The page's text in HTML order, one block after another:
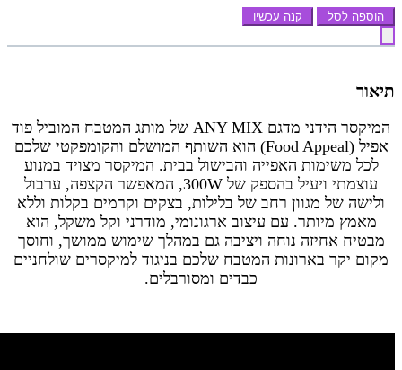
הוספה לסל קנה עכשיו
תיאור
המיקסר הידני מדגם ANY MIX של מותג המטבח המוביל פוד
אפיל (Food Appeal) הוא השותף המושלם והקומפקטי שלכם
לכל משימות האפייה והבישול בבית. המיקסר מצויד במנוע
עוצמתי ויעיל בהספק של 300W, המאפשר הקצפה, ערבול
ולישה של מגוון רחב של בלילות, בצקים וקרמים בקלות וללא
מאמץ מיותר. עם עיצוב ארגונומי, מודרני וקל משקל, הוא
מבטיח אחיזה נוחה ויציבה גם במהלך שימוש ממושך, וחוסך
מקום יקר בארונות המטבח שלכם בניגוד למיקסרים שולחניים
כבדים ומסורבלים.